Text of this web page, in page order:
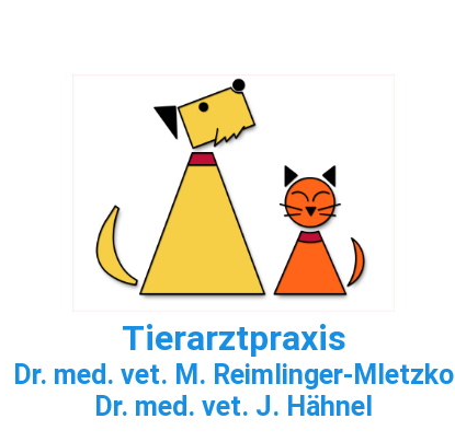
Tierarztpraxis
Dr. med. vet. M. Reimlinger-Mletzko
Dr. med. vet. J. Hähnel